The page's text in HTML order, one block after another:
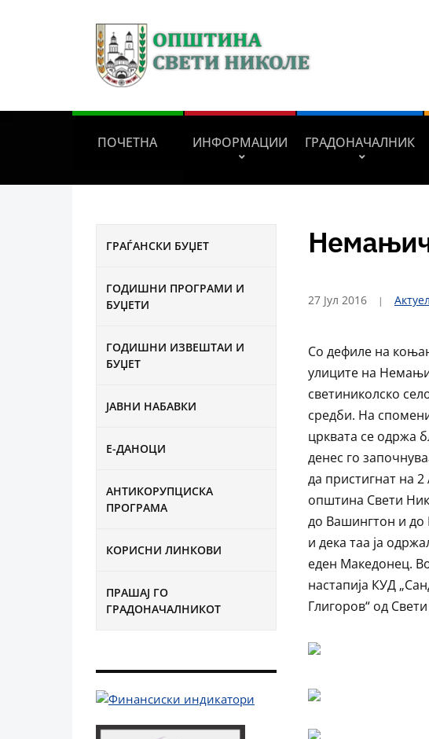
ПОЧЕТНА ИНФОРМАЦИИ ГРАДОНАЧАЛНИК
ГРАЃАНСКИ БУЏЕТ
ГОДИШНИ ПРОГРАМИ И
БУЏЕТИ
ГОДИШНИ ИЗВЕШТАИ И
БУЏЕТ
ЈАВНИ НАБАВКИ
Е-ДАНОЦИ
АНТИКОРУПЦИСКА
ПРОГРАМА
КОРИСНИ ЛИНКОВИ
ПРАШАЈ ГО
ГРАДОНАЧАЛНИКОТ
27 Јул 2016
Со дефиле на
улиците на
светиниколско
средби. На
црквата се одржа
денес го
да пристигнат на
општина Свети
до Вашингтон и до
и дека таа ја
еден Македонец.
настапија КУД
Глигоров“ од